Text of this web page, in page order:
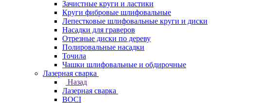
Зачистные круги и ластики
Круги фибровые шлифовальные
Лепестковые шлифовальные круги и диски
Насадки для граверов
Отрезные диски по дереву
Полировальные насадки
Точила
Чашки шлифовальные и обдирочные
Лазерная сварка
Назад
Лазерная сварка
BOCI